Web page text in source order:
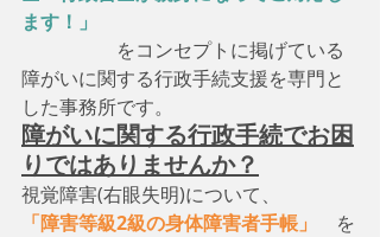
ます！」
をコンセプトに掲げている
障がいに関する行政手続支援を専門と
した事務所です。
障がいに関する行政手続でお困
りではありませんか？
視覚障害(右眼失明)について、
「障害等級2級の身体障害者手帳」
を